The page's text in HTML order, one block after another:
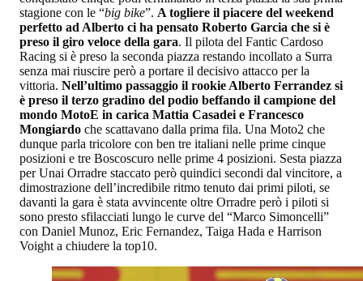
stagione con le “big bike”. A togliere il piacere del weekend
perfetto ad Alberto ci ha pensato Roberto Garcia che si è
preso il giro veloce della gara. Il pilota del Fantic Cardoso
Racing si è preso la seconda piazza restando incollato a Surra
senza mai riuscire però a portare il decisivo attacco per la
vittoria. Nell’ultimo passaggio il rookie Alberto Ferrandez si
è preso il terzo gradino del podio beffando il campione del
mondo MotoE in carica Mattia Casadei e Francesco
Mongiardo che scattavano dalla prima fila. Una Moto2 che
dunque parla tricolore con ben tre italiani nelle prime cinque
posizioni e tre Boscoscuro nelle prime 4 posizioni. Sesta piazza
per Unai Orradre staccato però quindici secondi dal vincitore, a
dimostrazione dell’incredibile ritmo tenuto dai primi piloti, se
davanti la gara è stata avvincente oltre Orradre però i piloti si
sono presto sfilacciati lungo le curve del “Marco Simoncelli”
con Daniel Munoz, Eric Fernandez, Taiga Hada e Harrison
Voight a chiudere la top10.